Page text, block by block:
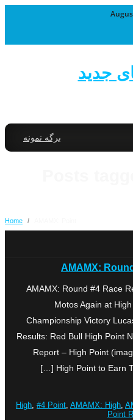
جدید
برگه نمونه
Home /
AMAMX:
AMAMX: Round #4 Race
Motos Again at
Championship Victory
Results: Red Bull High Point
Report – High Point
High Point to Earn
, #4 Point, AMAMX: High,
Point